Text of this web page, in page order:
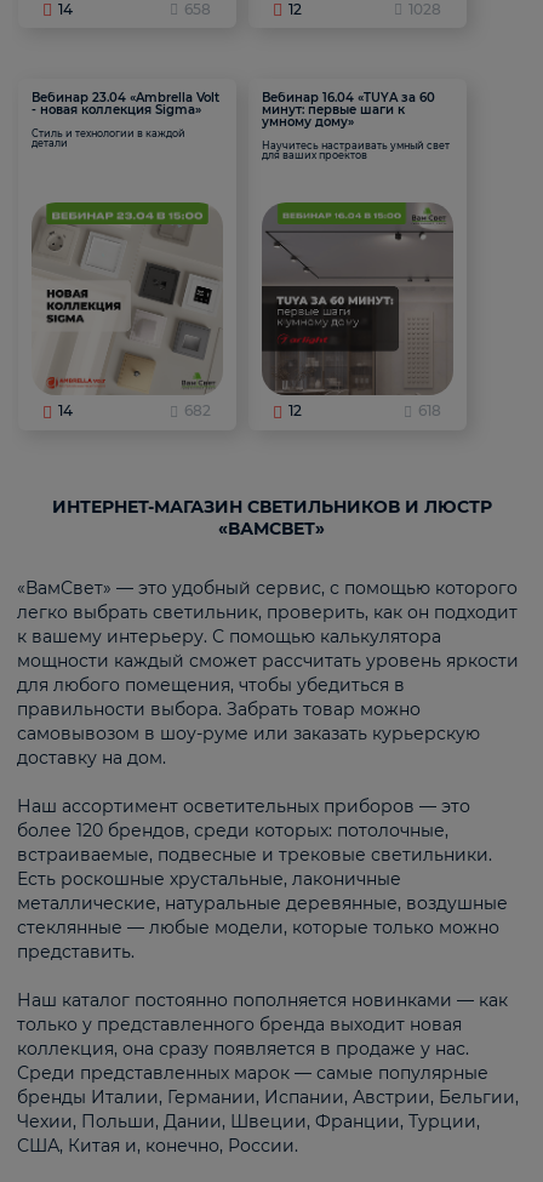
14 658 12 1028
Вебинар 23.04 «Ambrella Volt
- новая коллекция Sigma»
Стиль и технологии в каждой
детали
14 682
Вебинар 16.04 «TUYA за 60
минут: первые шаги к
умному дому»
Научитесь настраивать умный свет
для ваших проектов
12 618
ИНТЕРНЕТ-МАГАЗИН СВЕТИЛЬНИКОВ И ЛЮСТР
«ВАМСВЕТ»
«ВамСвет» — это удобный сервис, с помощью которого
легко выбрать светильник, проверить, как он подходит
к вашему интерьеру. С помощью калькулятора
мощности каждый сможет рассчитать уровень яркости
для любого помещения, чтобы убедиться в
правильности выбора. Забрать товар можно
самовывозом в шоу-руме или заказать курьерскую
доставку на дом.
Наш ассортимент осветительных приборов — это
более 120 брендов, среди которых: потолочные,
встраиваемые, подвесные и трековые светильники.
Есть роскошные хрустальные, лаконичные
металлические, натуральные деревянные, воздушные
стеклянные — любые модели, которые только можно
представить.
Наш каталог постоянно пополняется новинками — как
только у представленного бренда выходит новая
коллекция, она сразу появляется в продаже у нас.
Среди представленных марок — самые популярные
бренды Италии, Германии, Испании, Австрии, Бельгии,
Чехии, Польши, Дании, Швеции, Франции, Турции,
США, Китая и, конечно, России.